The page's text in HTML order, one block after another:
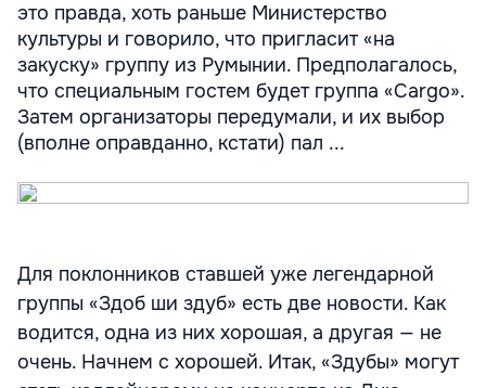
это правда, хоть раньше Министерство
культуры и говорило, что пригласит «на
закуску» группу из Румынии. Предполагалось,
что специальным гостем будет группа «Cargo».
Затем организаторы передумали, и их выбор
(вполне оправданно, кстати) пал ...
Для поклонников ставшей уже легендарной
группы «Здоб ши здуб» есть две новости. Как
водится, одна из них хорошая, а другая — не
очень. Начнем с хорошей. Итак, «Здубы» могут